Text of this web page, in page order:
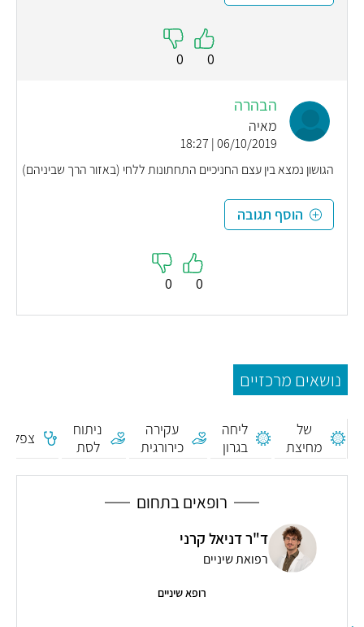
0
0
הבהרה
מאיה
06/10/2019 | 18:27
הגושון נמצא בין עצם החניכיים התחתונות ללחי (באזור הרך שביניהם)
הוסף תגובה
0
0
נושאים מרכזיים
של
מחיצת
האף
ליחה
בגרון
עקירה
כירורגית
ניתוח
לסת
רופאים בתחום
ד"ר דניאל קרני
רפואת שיניים